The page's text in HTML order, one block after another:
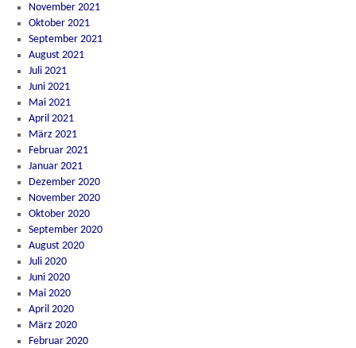
November 2021
Oktober 2021
September 2021
August 2021
Juli 2021
Juni 2021
Mai 2021
April 2021
März 2021
Februar 2021
Januar 2021
Dezember 2020
November 2020
Oktober 2020
September 2020
August 2020
Juli 2020
Juni 2020
Mai 2020
April 2020
März 2020
Februar 2020